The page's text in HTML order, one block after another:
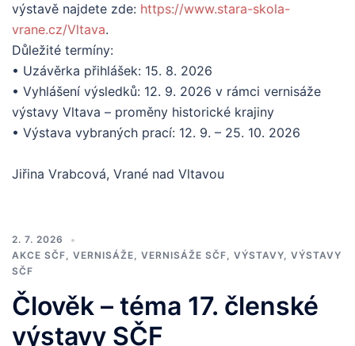
výstavě najdete zde: https://www.stara-skola-
vrane.cz/Vltava.
Důležité termíny:
• Uzávěrka přihlášek: 15. 8. 2026
• Vyhlášení výsledků: 12. 9. 2026 v rámci vernisáže
výstavy Vltava – proměny historické krajiny
• Výstava vybraných prací: 12. 9. – 25. 10. 2026
Jiřina Vrabcová, Vrané nad Vltavou
2. 7. 2026
AKCE SČF
VERNISÁŽE VERNISÁŽE SČF VÝSTAVY VÝSTAVY
SČF
Člověk – téma 17. členské
výstavy SČF